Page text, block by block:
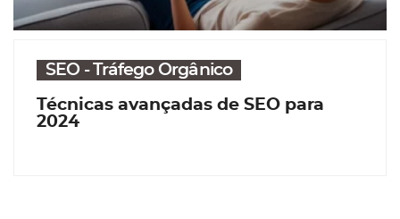
SEO - Tráfego Orgânico
Técnicas avançadas de SEO para
2024